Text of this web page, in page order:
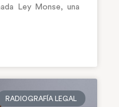
Ley Monse, una
RADIOGRAFÍA LEGAL